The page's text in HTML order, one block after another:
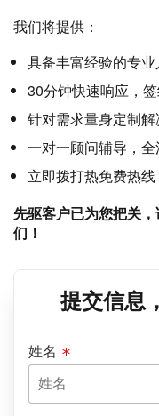
我们将提供：
具备丰富经验的专
30分钟快速响应，
针对需求量身定制
一对一顾问辅导，
立即拨打热免费热
先驱客户已为您把关
们！
提交信息
姓名